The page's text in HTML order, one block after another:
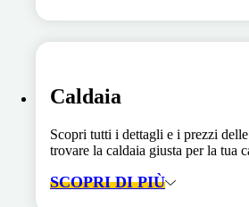
Caldaia
Scopri tutti i dettagli e i prezzi
trovare la caldaia giusta per la tua
SCOPRI DI PIÙ